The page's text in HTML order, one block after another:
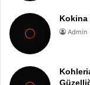
Kokina
Admin